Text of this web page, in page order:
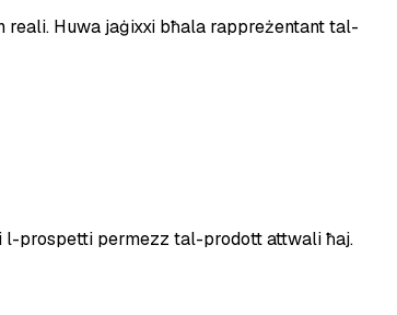
Huwa jaġixxi bħala rappreżentant tal-
l-prospetti permezz tal-prodott attwali ħaj.